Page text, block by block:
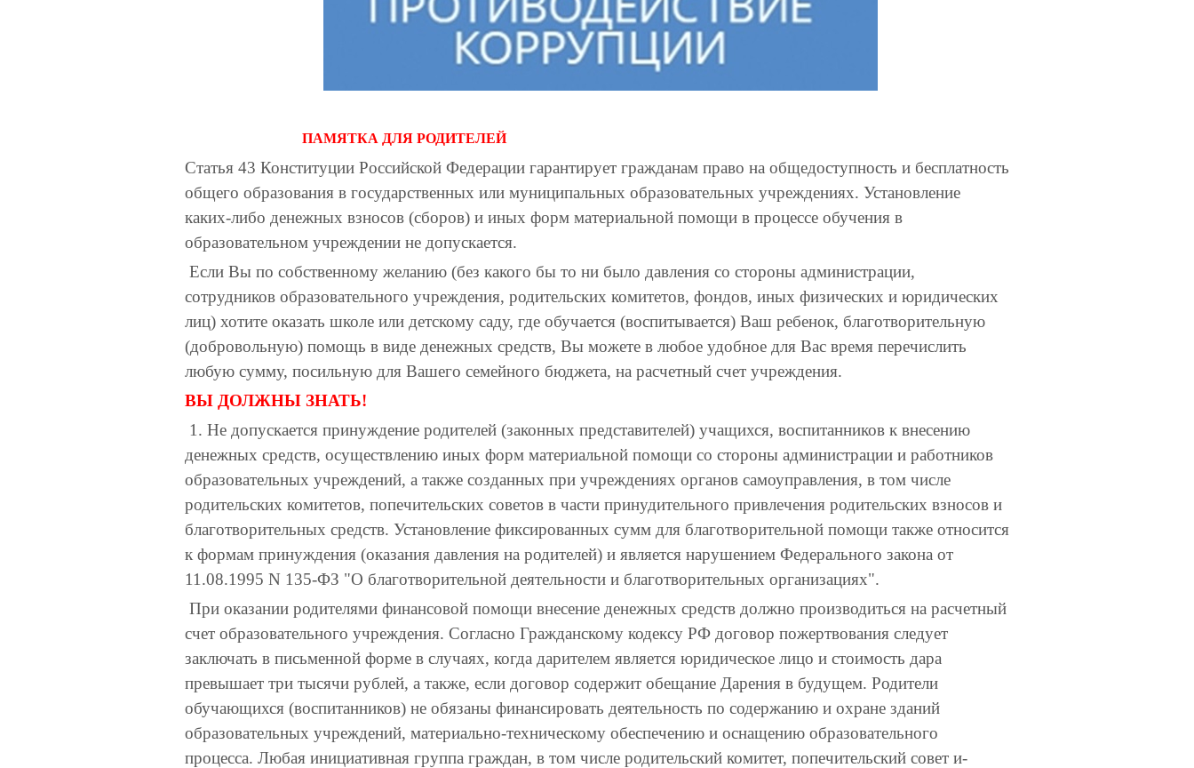
ПАМЯТКА ДЛЯ РОДИТЕЛЕЙ
Статья 43 Конституции Российской Федерации гарантирует гражданам право на общедоступность и бесплатность
общего образования в государственных или муниципальных образовательных учреждениях. Установление
каких-либо денежных взносов (сборов) и иных форм материальной помощи в процессе обучения в
образовательном учреждении не допускается.
Если Вы по собственному желанию (без какого бы то ни было давления со стороны администрации,
сотрудников образовательного учреждения, родительских комитетов, фондов, иных физических и юридических
лиц) хотите оказать школе или детскому саду, где обучается (воспитывается) Ваш ребенок, благотворительную
(добровольную) помощь в виде денежных средств, Вы можете в любое удобное для Вас время перечислить
любую сумму, посильную для Вашего семейного бюджета, на расчетный счет учреждения.
ВЫ ДОЛЖНЫ ЗНАТЬ!
1. Не допускается принуждение родителей (законных представителей) учащихся, воспитанников к внесению
денежных средств, осуществлению иных форм материальной помощи со стороны администрации и работников
образовательных учреждений, а также созданных при учреждениях органов самоуправления, в том числе
родительских комитетов, попечительских советов в части принудительного привлечения родительских взносов и
благотворительных средств. Установление фиксированных сумм для благотворительной помощи также относится
к формам принуждения (оказания давления на родителей) и является нарушением Федерального закона от
11.08.1995 N 135-ФЗ "О благотворительной деятельности и благотворительных организациях".
При оказании родителями финансовой помощи внесение денежных средств должно производиться на расчетный
счет образовательного учреждения. Согласно Гражданскому кодексу РФ договор пожертвования следует
заключать в письменной форме в случаях, когда дарителем является юридическое лицо и стоимость дара
превышает три тысячи рублей, а также, если договор содержит обещание Дарения в будущем. Родители
обучающихся (воспитанников) не обязаны финансировать деятельность по содержанию и охране зданий
образовательных учреждений, материально-техническому обеспечению и оснащению образовательного
процесса. Любая инициативная группа граждан, в том числе родительский комитет, попечительский совет и-